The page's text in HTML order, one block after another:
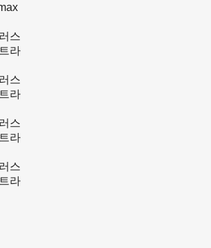
스
라
스
라
스
라
스
라